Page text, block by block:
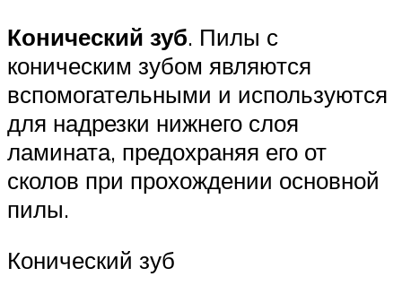
Конический зуб. Пилы с
коническим зубом являются
вспомогательными и используются
для надрезки нижнего слоя
ламината, предохраняя его от
сколов при прохождении основной
пилы.
Конический зуб